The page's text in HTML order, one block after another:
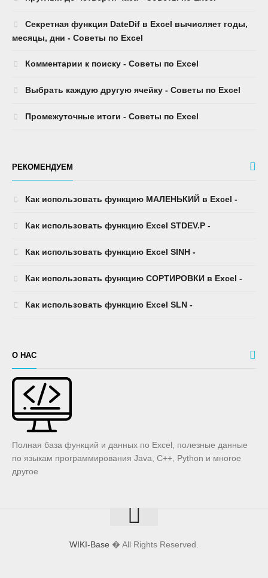
Секретная функция DateDif в Excel вычисляет годы,
месяцы, дни - Советы по Excel
Комментарии к поиску - Советы по Excel
Выбрать каждую другую ячейку - Советы по Excel
Промежуточные итоги - Советы по Excel
РЕКОМЕНДУЕМ
Как использовать функцию МАЛЕНЬКИЙ в Excel -
Как использовать функцию Excel STDEV.P -
Как использовать функцию Excel SINH -
Как использовать функцию СОРТИРОВКИ в Excel -
Как использовать функцию Excel SLN -
О НАС
Полная база функций и данных по Excel, полезные данные
по языкам программирования Java, C++, Python и многое
другое
WIKI-Base � All Rights Reserved.